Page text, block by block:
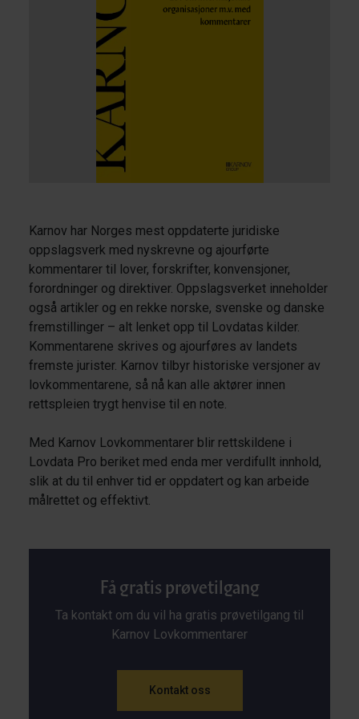
Karnov har Norges mest oppdaterte juridiske
oppslagsverk med nyskrevne og ajourførte
kommentarer til lover, forskrifter, konvensjoner,
forordninger og direktiver. Oppslagsverket inneholder
også artikler og en rekke norske, svenske og danske
fremstillinger – alt lenket opp til Lovdatas kilder.
Kommentarene skrives og ajourføres av landets
fremste jurister. Karnov tilbyr historiske versjoner av
lovkommentarene, så nå kan alle aktører innen
rettspleien trygt henvise til en note.
Med Karnov Lovkommentarer blir rettskildene i
Lovdata Pro beriket med enda mer verdifullt innhold,
slik at du til enhver tid er oppdatert og kan arbeide
målrettet og effektivt.
Få gratis prøvetilgang
Ta kontakt om du vil ha gratis prøvetilgang til
Karnov Lovkommentarer
Kontakt oss